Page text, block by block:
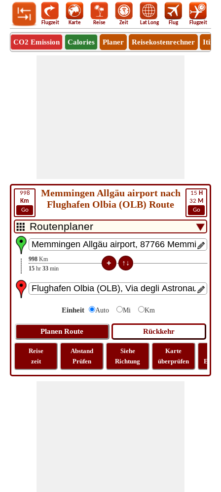
Flugzeit Karte Reise Zeit Lat Long Flug Flugzeit
CO2 Emission Calories Planer Reisekostenrechner
998
Km
Go
15 H
32 M
Go
Memmingen Allgäu airport nach
Flughafen Olbia (OLB) Route
998 Km
15 hr 33 min
Einheit Auto Mi Km
Reise
zeit
Abstand
Prüfen
Siehe
Richtung
Karte
überprüfen